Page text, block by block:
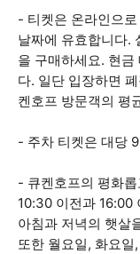
- 티켓은 온라인으
날짜에 유효합니다.
을 구매하세요. 현
다. 일단 입장하면
켄호프 방문객의 평
- 주차 티켓은 대당
- 큐켄호프의 평화
10:30 이전과 16:00
아침과 저녁의 햇살
또한 월요일, 화요